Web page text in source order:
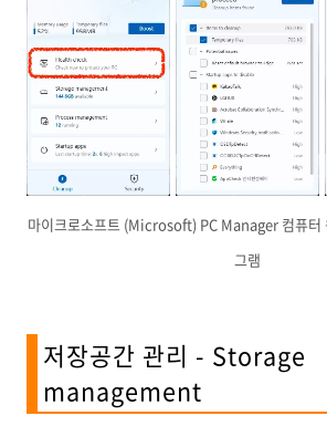
마이크로소프트 (Microsoft) PC Manager 컴퓨터
그램
저장공간 관리 - Storage
management